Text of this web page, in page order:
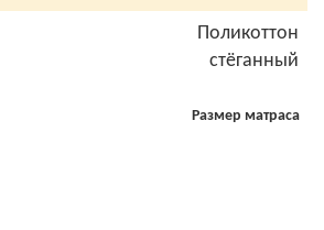
Поликоттон
стёганный
Размер матраса